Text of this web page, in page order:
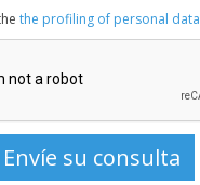
the profiling of personal data